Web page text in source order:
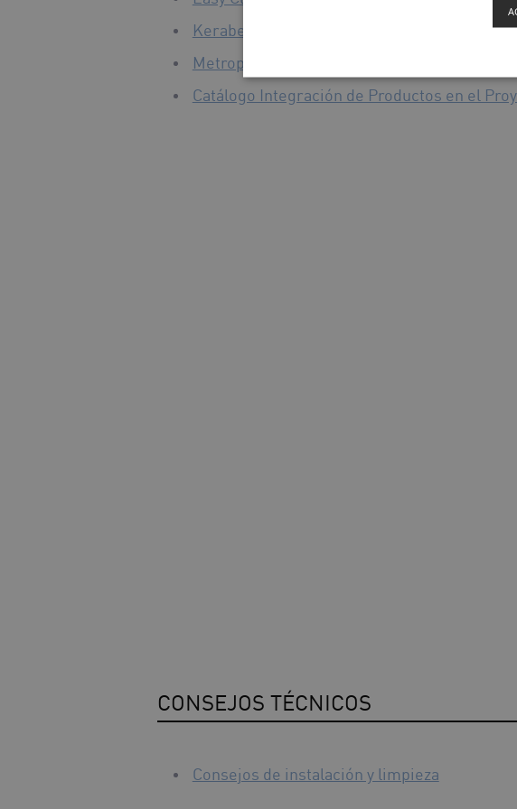
Keraben Façade Systems
Metropol Façade Systems
Catálogo Integración de Productos en el
CONSEJOS TÉCNICOS
Consejos de instalación y limpieza